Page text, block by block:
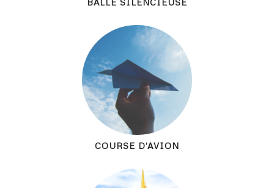
BALLE SILENCIEUSE
COURSE D’AVION